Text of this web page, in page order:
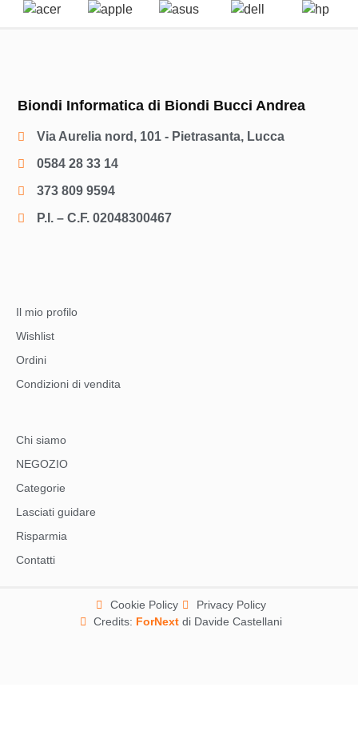
Biondi Informatica di Biondi Bucci Andrea
Via Aurelia nord, 101 - Pietrasanta, Lucca
0584 28 33 14
373 809 9594
P.I. – C.F. 02048300467
Il mio profilo
Wishlist
Ordini
Condizioni di vendita
Chi siamo
NEGOZIO
Categorie
Lasciati guidare
Risparmia
Contatti
Cookie Policy
Privacy Policy
Credits: ForNextdi Davide Castellani